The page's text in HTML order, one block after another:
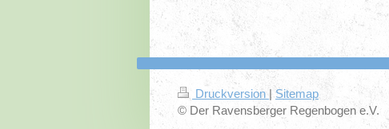
Druckversion | Sitemap
© Der Ravensberger Regenbogen e.V.